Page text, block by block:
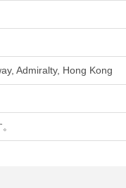
Admiralty, Hong Kong